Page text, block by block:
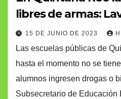
libres de armas:
15 DE JUNIO DE 2023
Las escuelas públicas de
hasta el momento no se
alumnos ingresen drogas o
Subsecretario de